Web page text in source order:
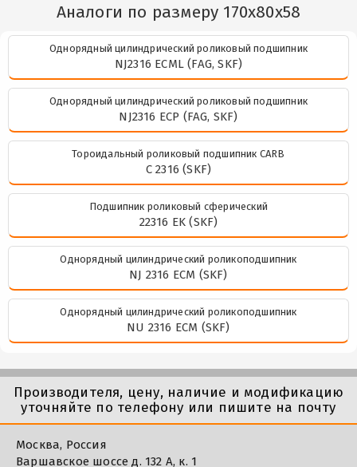
Аналоги по размеру 170x80x58
Однорядный цилиндрический роликовый подшипник
NJ2316 ECML (FAG, SKF)
Однорядный цилиндрический роликовый подшипник
NJ2316 ECP (FAG, SKF)
Тороидальный роликовый подшипник CARB
C 2316 (SKF)
Подшипник роликовый сферический
22316 EK (SKF)
Однорядный цилиндрический роликоподшипник
NJ 2316 ECM (SKF)
Однорядный цилиндрический роликоподшипник
NU 2316 ECM (SKF)
Производителя, цену, наличие и модификацию
уточняйте по телефону или пишите на почту
Москва, Россия
Варшавское шоссе д. 132 А, к. 1